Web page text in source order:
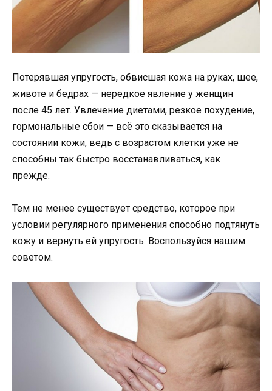
Потерявшая упругость, обвисшая кожа на руках, шее,
животе и бедрах — нередкое явление у женщин
после 45 лет. Увлечение диетами, резкое похудение,
гормональные сбои — всё это сказывается на
состоянии кожи, ведь с возрастом клетки уже не
способны так быстро восстанавливаться, как
прежде.
Тем не менее существует средство, которое при
условии регулярного применения способно подтянуть
кожу и вернуть ей упругость. Воспользуйся нашим
советом.